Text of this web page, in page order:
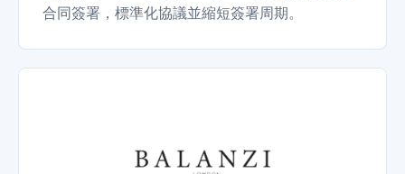
合同簽署，標準化協議並縮短簽署周期。